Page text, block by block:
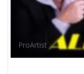
ProArtist